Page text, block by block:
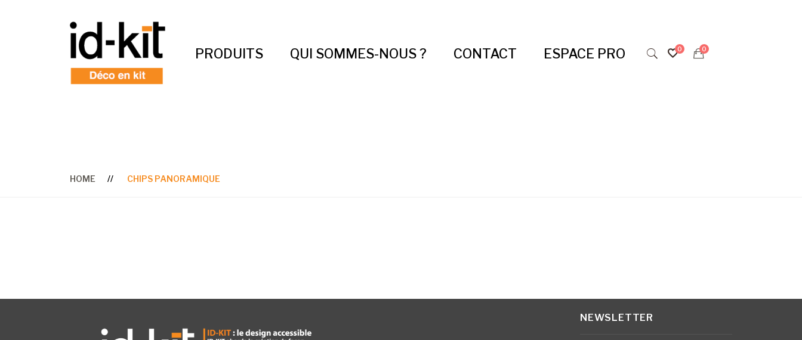
PRODUITS QUI SOMMES-NOUS ? CONTACT ESPACE PRO
HOME CHIPS PANORAMIQUE
NEWSLETTER